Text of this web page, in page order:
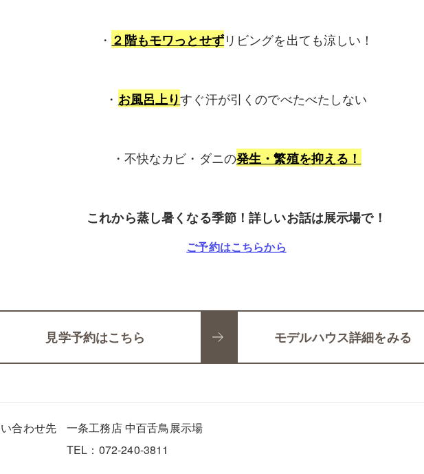
・ ２階もモワっとせずリビングを出ても涼しい！
・ お風呂上りすぐ汗が引くのでべたべたしない
・不快なカビ・ダニの発生・繁殖を抑える！
これから蒸し暑くなる季節！詳しいお話は展示場で！
ご予約はこちらから
見学予約はこちら モデルハウス詳細をみる
合わせ先
一条工務店 中百舌鳥展示場
TEL：072-240-3811